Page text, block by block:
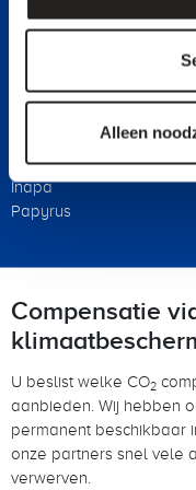
Alleen
LEIPA
Handelaren
Deutsche Papier
IGEPA group
Inapa
Papyrus
Compensatie
U beslist welke CO2
aanbieden. Wij hebben
permanent beschikbaar
onze partners snel vele
verwerven.